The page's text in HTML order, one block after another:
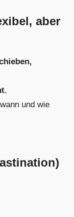
aber
und wie